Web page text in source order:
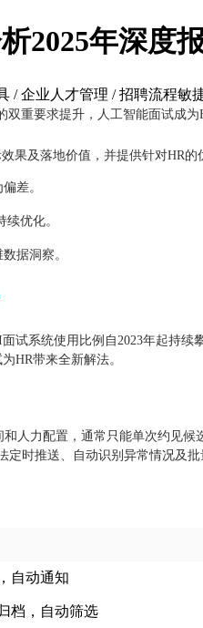
2025年深度
/ 企业人才管理 / 招聘流程敏
双重要求提升，人工智能面试成
果及落地价值，并提供针对HR的
差。
优化。
据洞察。
试系统使用比例自2023年起持
HR带来全新解法。
人力配置，通常只能单次约见
时推送、自动识别异常情况及
自动通知
档，自动筛选